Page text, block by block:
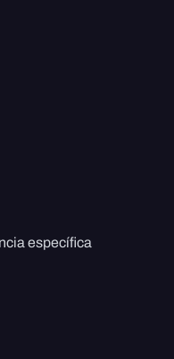
específica